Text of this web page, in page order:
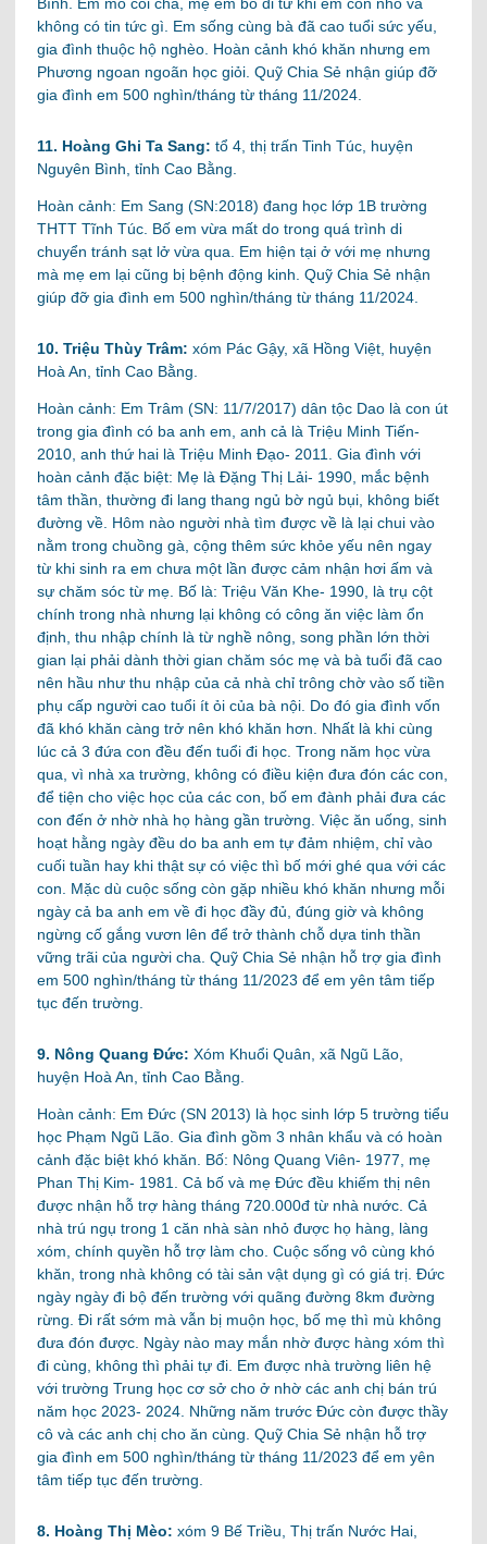
không có tin tức gì. Em sống cùng bà đã cao tuổi sức yếu,
gia đình thuộc hộ nghèo. Hoàn cảnh khó khăn nhưng em
Phương ngoan ngoãn học giỏi. Quỹ Chia Sẻ nhận giúp đỡ
gia đình em 500 nghìn/tháng từ tháng 11/2024.
11. Hoàng Ghi Ta Sang: tổ 4, thị trấn Tinh Túc, huyện
Nguyên Bình, tỉnh Cao Bằng.
Hoàn cảnh: Em Sang (SN:2018) đang học lớp 1B trường
THTT Tĩnh Túc. Bố em vừa mất do trong quá trình di
chuyển tránh sạt lở vừa qua. Em hiện tại ở với mẹ nhưng
mà mẹ em lại cũng bị bệnh động kinh. Quỹ Chia Sẻ nhận
giúp đỡ gia đình em 500 nghìn/tháng từ tháng 11/2024.
10. Triệu Thùy Trâm: xóm Pác Gậy, xã Hồng Việt, huyện
Hoà An, tỉnh Cao Bằng.
Hoàn cảnh: Em Trâm (SN: 11/7/2017) dân tộc Dao là con út
trong gia đình có ba anh em, anh cả là Triệu Minh Tiến-
2010, anh thứ hai là Triệu Minh Đạo- 2011. Gia đình với
hoàn cảnh đặc biệt: Mẹ là Đặng Thị Lải- 1990, mắc bệnh
tâm thần, thường đi lang thang ngủ bờ ngủ bụi, không biết
đường về. Hôm nào người nhà tìm được về là lại chui vào
nằm trong chuồng gà, cộng thêm sức khỏe yếu nên ngay
từ khi sinh ra em chưa một lần được cảm nhận hơi ấm và
sự chăm sóc từ mẹ. Bố là: Triệu Văn Khe- 1990, là trụ cột
chính trong nhà nhưng lại không có công ăn việc làm ổn
định, thu nhập chính là từ nghề nông, song phần lớn thời
gian lại phải dành thời gian chăm sóc mẹ và bà tuổi đã cao
nên hầu như thu nhập của cả nhà chỉ trông chờ vào số tiền
phụ cấp người cao tuổi ít ỏi của bà nội. Do đó gia đình vốn
đã khó khăn càng trở nên khó khăn hơn. Nhất là khi cùng
lúc cả 3 đứa con đều đến tuổi đi học. Trong năm học vừa
qua, vì nhà xa trường, không có điều kiện đưa đón các con,
để tiện cho việc học của các con, bố em đành phải đưa các
con đến ở nhờ nhà họ hàng gần trường. Việc ăn uống, sinh
hoạt hằng ngày đều do ba anh em tự đảm nhiệm, chỉ vào
cuối tuần hay khi thật sự có việc thì bố mới ghé qua với các
con. Mặc dù cuộc sống còn gặp nhiều khó khăn nhưng mỗi
ngày cả ba anh em về đi học đầy đủ, đúng giờ và không
ngừng cố gắng vươn lên để trở thành chỗ dựa tinh thần
vững trãi của người cha.Quỹ Chia Sẻ nhận hỗ trợ gia đình
em 500 nghìn/tháng từ tháng 11/2023 để em yên tâm tiếp
tục đến trường.
9. Nông Quang Đức: Xóm Khuổi Quân, xã Ngũ Lão,
huyện Hoà An, tỉnh Cao Bằng.
Hoàn cảnh: Em Đức (SN 2013) là học sinh lớp 5 trường tiểu
học Phạm Ngũ Lão. Gia đình gồm 3 nhân khẩu và có hoàn
cảnh đặc biệt khó khăn. Bố: Nông Quang Viên- 1977, mẹ
Phan Thị Kim- 1981. Cả bố và mẹ Đức đều khiếm thị nên
được nhận hỗ trợ hàng tháng 720.000đ từ nhà nước. Cả
nhà trú ngụ trong 1 căn nhà sàn nhỏ được họ hàng, làng
xóm, chính quyền hỗ trợ làm cho. Cuộc sống vô cùng khó
khăn, trong nhà không có tài sản vật dụng gì có giá trị. Đức
ngày ngày đi bộ đến trường với quãng đường 8km đường
rừng. Đi rất sớm mà vẫn bị muộn học, bố mẹ thì mù không
đưa đón được. Ngày nào may mắn nhờ được hàng xóm thì
đi cùng, không thì phải tự đi. Em được nhà trường liên hệ
với trường Trung học cơ sở cho ở nhờ các anh chị bán trú
năm học 2023- 2024. Những năm trước Đức còn được thầy
cô và các anh chị cho ăn cùng.Quỹ Chia Sẻ nhận hỗ trợ
gia đình em 500 nghìn/tháng từ tháng 11/2023 để em yên
tâm tiếp tục đến trường.
8. Hoàng Thị Mèo: xóm 9 Bế Triều, Thị trấn Nước Hai,